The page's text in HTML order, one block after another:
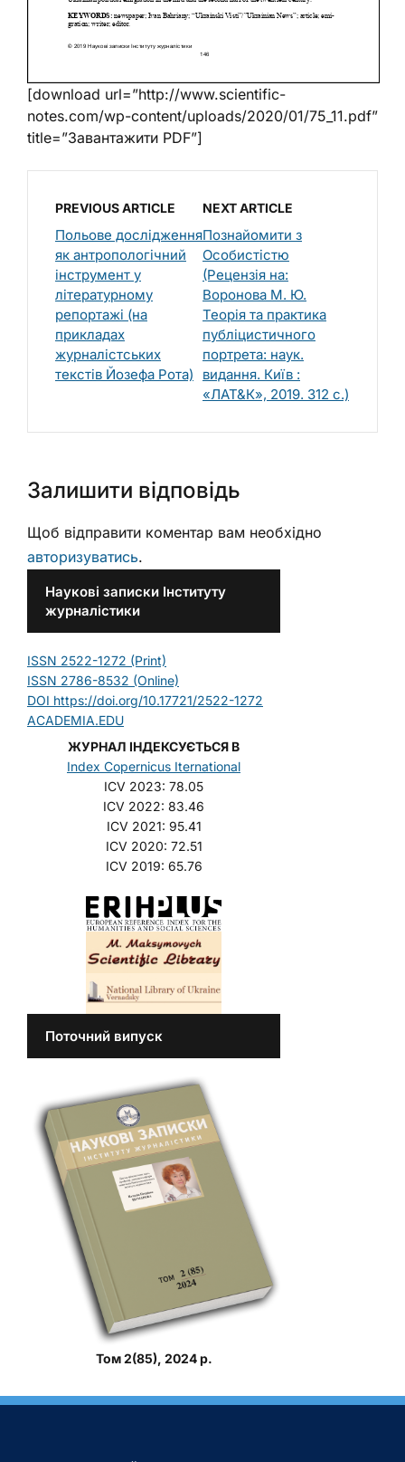
[download url=”http://www.scientific-
notes.com/wp-content/uploads/2020/01/75_11.pdf”
title=”Завантажити PDF”]
PREVIOUS ARTICLE
Польове дослідження
як антропологічний
інструмент у
літературному
репортажі (на
прикладах
журналістських
текстів Йозефа Рота)
NEXT ARTICLE
Познайомити з
Особистістю
(Рецензія на:
Воронова М. Ю.
Теорія та практика
публіцистичного
портрета: наук.
видання. Київ :
«ЛАТ&К», 2019. 312 с.)
Залишити відповідь
Щоб відправити коментар вам необхідно
авторизуватись.
Наукові записки Інституту
журналістики
ISSN 2522-1272 (Print)
ISSN 2786-8532 (Online)
DOI https://doi.org/10.17721/2522-1272
ACADEMIA.EDU
ЖУРНАЛ ІНДЕКСУЄТЬСЯ В
Index Copernicus Iternational
ICV 2023: 78.05
ICV 2022: 83.46
ICV 2021: 95.41
ICV 2020: 72.51
ICV 2019: 65.76
Поточний випуск
Том 2(85), 2024 р.